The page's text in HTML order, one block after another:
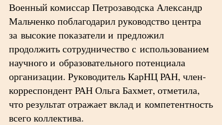
Военный комиссар Петрозаводска Александр
Мальченко поблагодарил руководство центра
за высокие показатели и предложил
продолжить сотрудничество с использованием
научного и образовательного потенциала
организации. Руководитель КарНЦ РАН, член-
корреспондент РАН Ольга Бахмет, отметила,
что результат отражает вклад и компетентность
всего коллектива.